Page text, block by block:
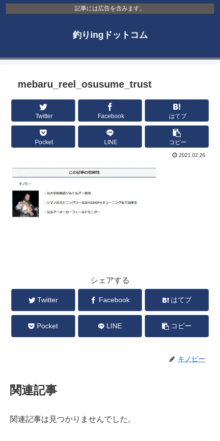
記事には広告を含みます。
釣りingドットコム
mebaru_reel_osusume_trust
Twitter Facebook はてブ
Pocket LINE コピー
2021.02.26
シェアする
Twitter Facebook はてブ
Pocket LINE コピー
キノピー
関連記事
関連記事は見つかりませんでした。